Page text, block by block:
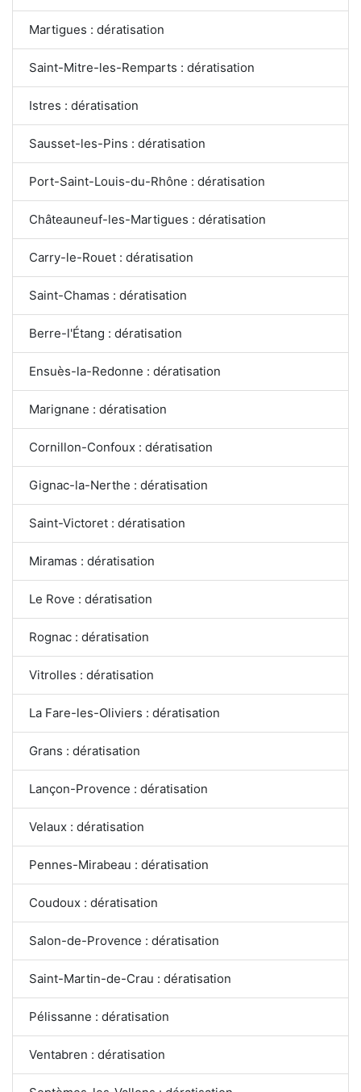
Martigues : dératisation
Saint-Mitre-les-Remparts : dératisation
Istres : dératisation
Sausset-les-Pins : dératisation
Port-Saint-Louis-du-Rhône : dératisation
Châteauneuf-les-Martigues : dératisation
Carry-le-Rouet : dératisation
Saint-Chamas : dératisation
Berre-l'Étang : dératisation
Ensuès-la-Redonne : dératisation
Marignane : dératisation
Cornillon-Confoux : dératisation
Gignac-la-Nerthe : dératisation
Saint-Victoret : dératisation
Miramas : dératisation
Le Rove : dératisation
Rognac : dératisation
Vitrolles : dératisation
La Fare-les-Oliviers : dératisation
Grans : dératisation
Lançon-Provence : dératisation
Velaux : dératisation
Pennes-Mirabeau : dératisation
Coudoux : dératisation
Salon-de-Provence : dératisation
Saint-Martin-de-Crau : dératisation
Pélissanne : dératisation
Ventabren : dératisation